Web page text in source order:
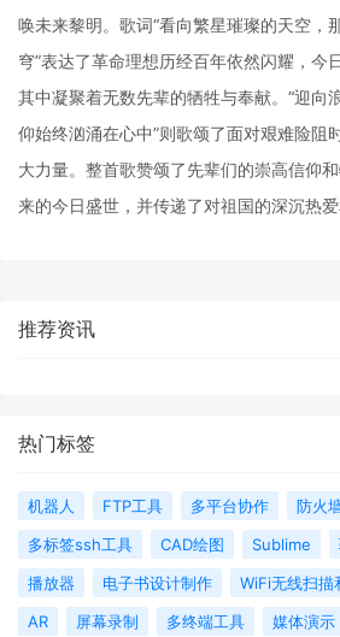
唤未来黎明。歌词“看向繁星璀璨的天空，
穹”表达了革命理想历经百年依然闪耀，今
其中凝聚着无数先辈的牺牲与奉献。“迎向
仰始终汹涌在心中”则歌颂了面对艰难险阻
大力量。整首歌赞颂了先辈们的崇高信仰
来的今日盛世，并传递了对祖国的深沉热爱
推荐资讯
热门标签
机器人 FTP工具 多平台协作 防火
多标签ssh工具
CAD绘图 Sublime
播放器
电子书设计制作 WiFi无线扫描
AR
屏幕录制 多终端工具 媒体演示